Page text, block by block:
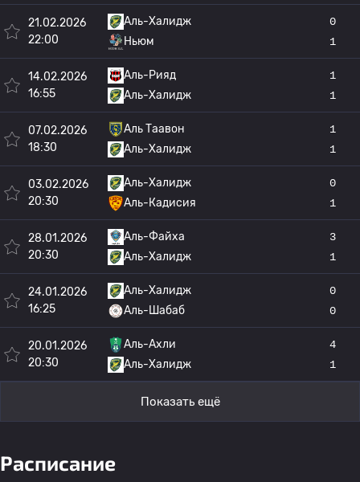
21.02.2026
22:00
Аль-Халидж
Ньюм
0
1
14.02.2026
16:55
Аль-Рияд
Аль-Халидж
1
1
07.02.2026
18:30
Аль Таавон
Аль-Халидж
1
1
03.02.2026
20:30
Аль-Халидж
Аль-Кадисия
0
1
28.01.2026
20:30
Аль-Файха
Аль-Халидж
3
1
24.01.2026
16:25
Аль-Халидж
Аль-Шабаб
0
0
20.01.2026
20:30
Аль-Ахли
Аль-Халидж
4
1
Показать ещё
Расписание